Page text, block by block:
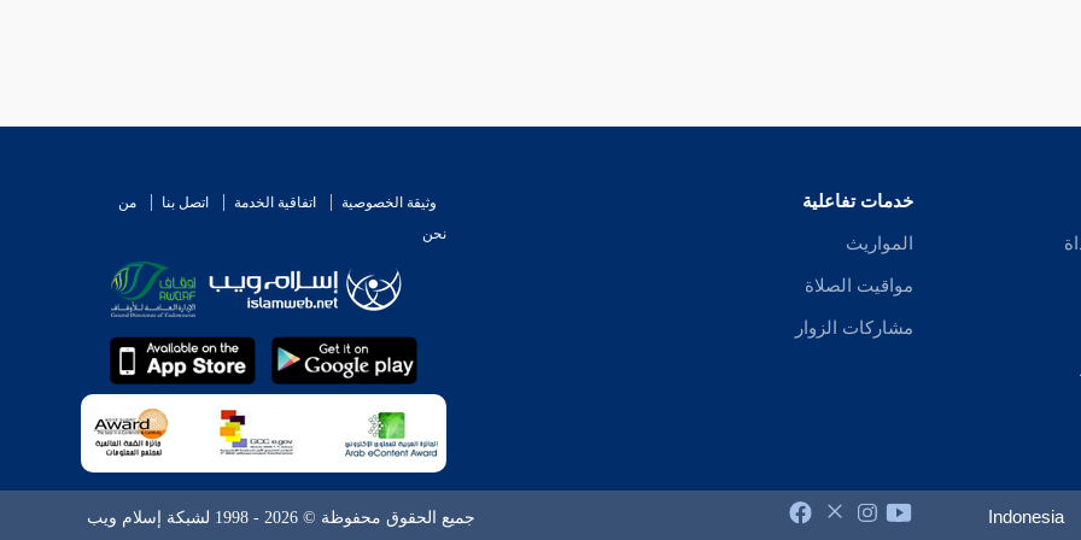
خدمات تفاعلية
المواريث
مواقيت الصلاة
مشاركات الزوار
وثيقة الخصوصية اتفاقية الخدمة اتصل بنا
من
نحن
Indonesia جميع الحقوق محفوظة © 2026 - 1998 لشبكة إسلام ويب